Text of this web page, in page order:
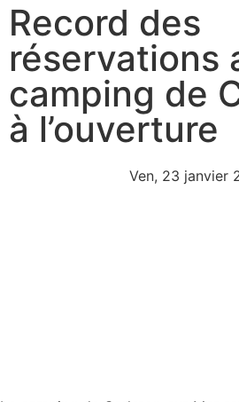
Record des
réservations
camping de
à l’ouverture
Ven, 23 janvier